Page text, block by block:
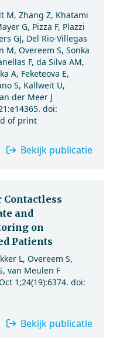
M, Zhang Z, Khatami
G, Pizza F, Plazzi
GJ, Del Rio-Villegas
M, Overeem S, Sonka
F, da Silva AM,
A, Feketeova E,
S, Kallweit U,
der Meer J
doi:
of print
Bekijk publicatie
and
on
Patients
L, Overeem S,
van Meulen F
1;24(19):6374. doi:
Bekijk publicatie